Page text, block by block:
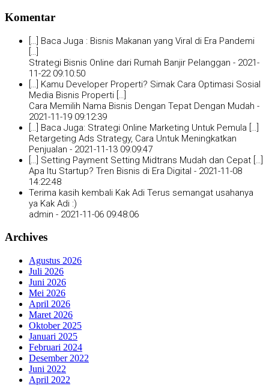
Komentar
[…] Baca Juga : Bisnis Makanan yang Viral di Era Pandemi
Strategi Bisnis Online dari Rumah Banjir Pelanggan - 2021-
11-22 09:10:50
[…] Kamu Developer Properti? Simak Cara Optimasi Sosial
Media Bisnis Properti […]
Cara Memilih Nama Bisnis Dengan Tepat Dengan Mudah -
2021-11-19 09:12:39
[…] Baca Juga: Strategi Online Marketing Untuk Pemula […]
Retargeting Ads Strategy, Cara Untuk Meningkatkan
Penjualan - 2021-11-13 09:09:47
[…] Setting Payment Setting Midtrans Mudah dan Cepat […]
Apa Itu Startup? Tren Bisnis di Era Digital - 2021-11-08
14:22:48
Terima kasih kembali Kak Adi Terus semangat usahanya
ya Kak Adi :)
admin - 2021-11-06 09:48:06
Archives
Agustus 2026
Juli 2026
Juni 2026
Mei 2026
April 2026
Maret 2026
Oktober 2025
Januari 2025
Februari 2024
Desember 2022
Juni 2022
April 2022